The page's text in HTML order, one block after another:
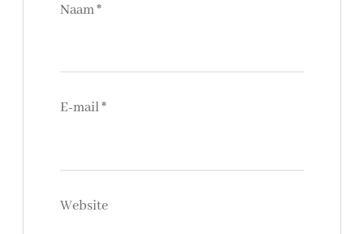
Naam*
E-mail*
Website